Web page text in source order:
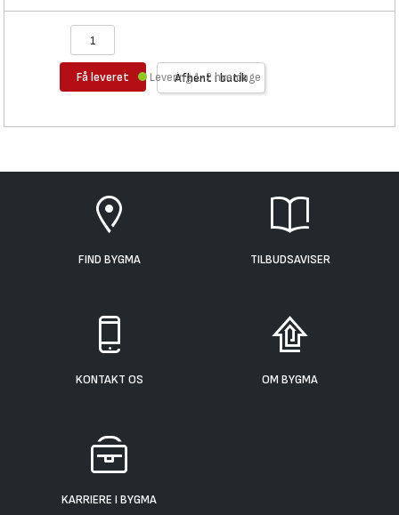
Få leveret Afhent i butik
Levering 1-2 hverdage
FIND BYGMA TILBUDSAVISER
KONTAKT OS OM BYGMA
KARRIERE I BYGMA